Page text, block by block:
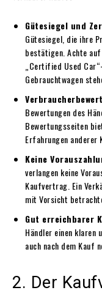
Gütesiegel und
Gütesiegel, die ihre
bestätigen. Achte
„Certified Used
Gebrauchtwagen
Bewertungen des
Bewertungsseiten
Erfahrungen anderer
Keine
verlangen keine
Kaufvertrag. Ein
mit Vorsicht
Gut erreichbarer
Händler einen klaren
auch nach dem Kauf
2. Der